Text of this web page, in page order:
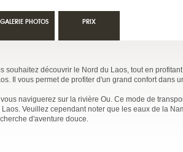
souhaitez découvrir le Nord du Laos, tout en
Il vous permet de profiter d'un grand confort dans
naviguerez sur la rivière Ou. Ce mode de
Veuillez cependant noter que les eaux de la
d'aventure douce.
GALERIE PHOTOS PRIX